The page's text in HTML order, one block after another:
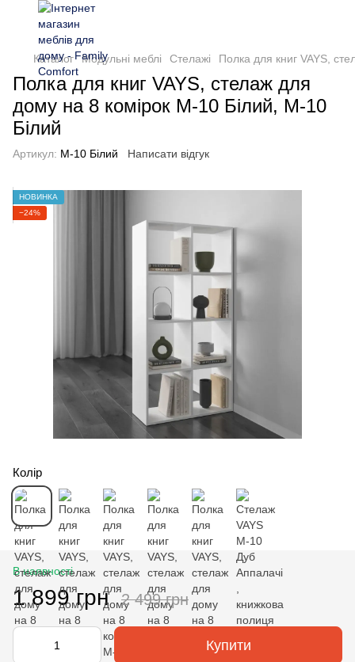
Каталог Модульні меблі Стелажі Полка для книг VAYS,
Полка для книг VAYS, стелаж для
дому на 8 комірок M-10 Білий, M-10
Білий
Артикул: M-10 Білий Написати відгук
НОВИНКА
−24%
Колір
В наявності
1 899 грн 2 499 грн
Купити